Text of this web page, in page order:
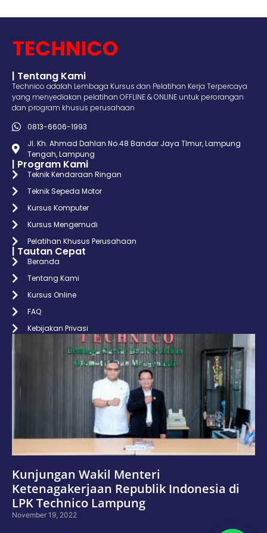
| Tentang Kami
Technico adalah Lembaga Kursus dan Pelatihan Kerja Terpercaya
yang menyediakan pelatihan OFFLINE & ONLINE untuk perorangan
dan program khusus perusahaan
0813-6606-1993
Jl. Kh. Ahmad Dahlan No.48 Bandar Jaya TImur, Lampung
Tengah, Lampung
| Program Kami
Teknik Kendaraan Ringan
Teknik Sepeda Motor
Kursus Komputer
Kursus Mengemudi
Pelatihan Khusus Perusahaan
| Tautan Cepat
Beranda
Tentang Kami
Kursus Online
FAQ
Kebijakan Privasi
Kunjungan Wakil Menteri
Ketenagakerjaan Republik Indonesia di
LPK Technico Lampung
November 19, 2022